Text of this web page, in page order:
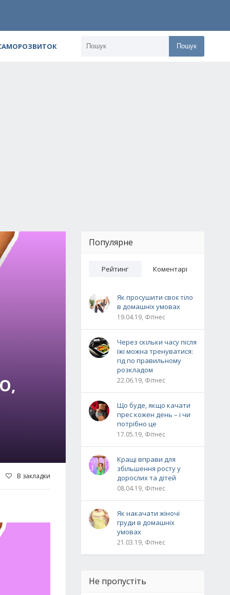
Пошук
В закладки
Популярне
Рейтинг Коментарі
Як просушити своє тіло
в домашніх умовах
19.04.19, Фітнес
Через скільки часу після
їжі можна тренуватися:
гід по правильному
розкладом
22.06.19, Фітнес
Що буде, якщо качати
прес кожен день – і чи
потрібно це
17.05.19, Фітнес
Кращі вправи для
збільшення росту у
дорослих та дітей
08.04.19, Фітнес
Як накачати жіночі
груди в домашніх
умовах
21.03.19, Фітнес
Не пропустіть